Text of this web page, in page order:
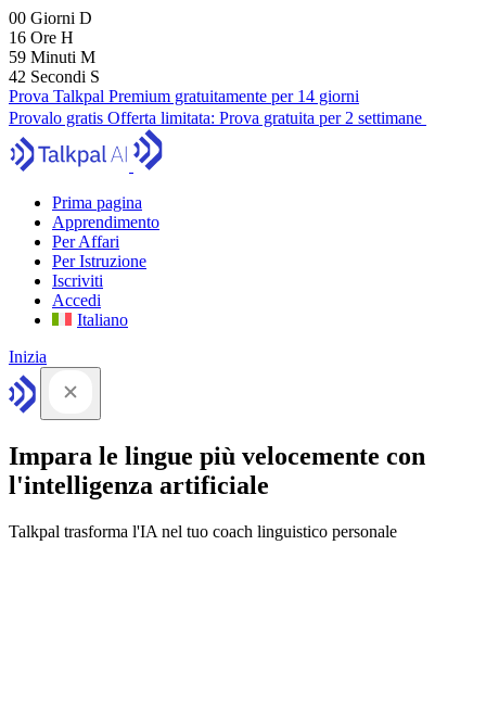
00 Giorni D
16 Ore H
59 Minuti M
41 Secondi S
Prova Talkpal Premium gratuitamente per 14 giorni
Provalo gratis Offerta limitata: Prova gratuita per 2 settimane
Prima pagina
Apprendimento
Per Affari
Per Istruzione
Iscriviti
Accedi
Italiano
Inizia
Impara le lingue più velocemente con
l'intelligenza artificiale
Talkpal trasforma l'IA nel tuo coach linguistico personale